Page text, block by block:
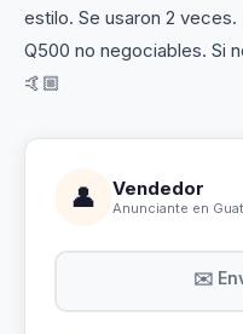
estilo. Se usaron 2
Q500 no negociables. Si
🤙🏼
👤 Vendedor
Anunciante en
✉️